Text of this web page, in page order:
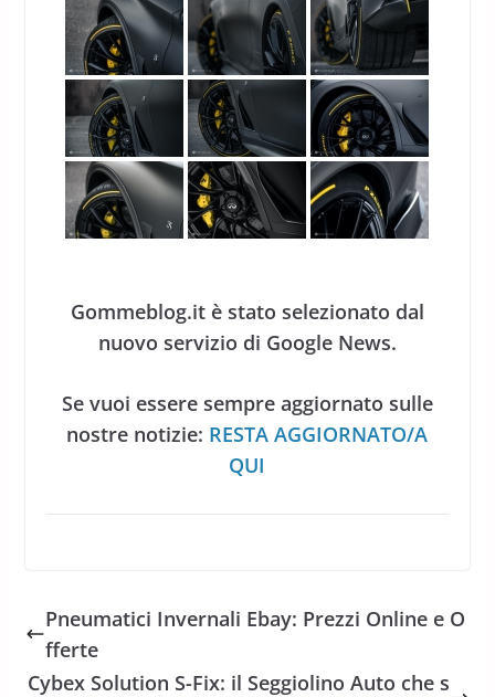
Gommeblog.it è stato selezionato dal
nuovo servizio di Google News.
Se vuoi essere sempre aggiornato sulle
nostre notizie: RESTA AGGIORNATO/A
QUI
Pneumatici Invernali Ebay: Prezzi Online e O
fferte
Cybex Solution S-Fix: il Seggiolino Auto che s